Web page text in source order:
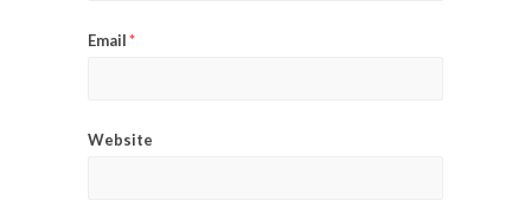
Email*
Website